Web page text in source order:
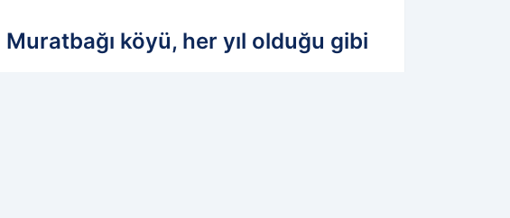
köyü, her yıl olduğu gibi